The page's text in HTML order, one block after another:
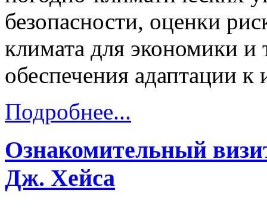
безопасности, оценки
климата для экономики и
обеспечения адаптации
Подробнее...
Ознакомительный
Дж. Хейса